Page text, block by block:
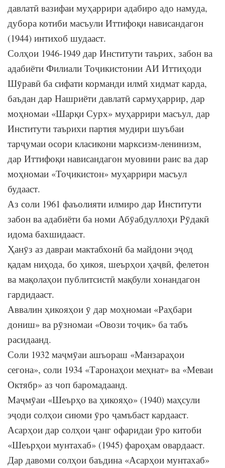
давлатӣ вазифаи муҳаррири адабиро адо намуда,
дубора котиби масъули Иттифоқи нависандагон
(1944) интихоб шудааст.
Солҳои 1946-1949 дар Институти таърих, забон ва
адабиёти Филиали Тоҷикистонии АИ Иттиҳоди
Шӯравӣ ба сифати корманди илмӣ хидмат карда,
баъдан дар Нашриёти давлатӣ сармуҳаррир, дар
моҳномаи «Шарқи Сурх» муҳаррири масъул, дар
Институти таърихи партия мудири шуъбаи
тарҷумаи осори класикони марксизм-ленинизм,
дар Иттифоқи нависандагон муовини раис ва дар
моҳномаи «Тоҷикистон» муҳаррири масъул
будааст.
Аз соли 1961 фаъолияти илмиро дар Институти
забон ва адабиёти ба номи Абӯабдуллоҳи Рӯдакӣ
идома бахшидааст.
Ҳанӯз аз давраи мактабхонӣ ба майдони эҷод
қадам ниҳода, бо ҳикоя, шеърҳои ҳаҷвӣ, фелетон
ва мақолаҳои публитсистӣ мақбули хонандагон
гардидааст.
Аввалин ҳикояҳои ӯ дар моҳномаи «Раҳбари
дониш» ва рӯзномаи «Овози тоҷик» ба табъ
расидаанд.
Соли 1932 маҷмӯаи ашъораш «Манзараҳои
сегона», соли 1934 «Таронаҳои меҳнат» ва «Меваи
Октябр» аз чоп баромадаанд.
Маҷмӯаи «Шеърҳо ва ҳикояҳо» (1940) маҳсули
эҷоди солҳои сиюми ӯро ҷамъбаст кардааст.
Асарҳои дар солҳои ҷанг офаридаи ӯро китоби
«Шеърҳои мунтахаб» (1945) фароҳам овардааст.
Дар давоми солҳои баъдина «Асарҳои мунтахаб»